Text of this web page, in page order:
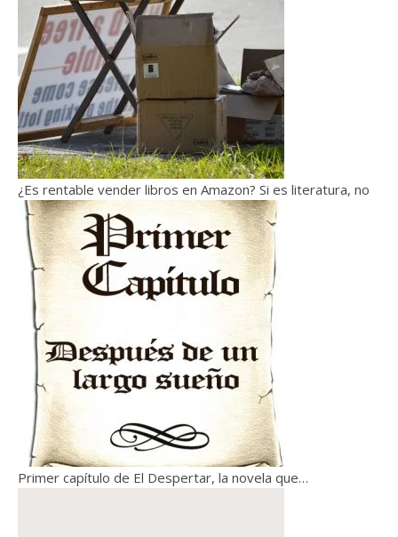
¿Es rentable vender libros en Amazon? Si es literatura, no
Primer capítulo de El Despertar, la novela que…